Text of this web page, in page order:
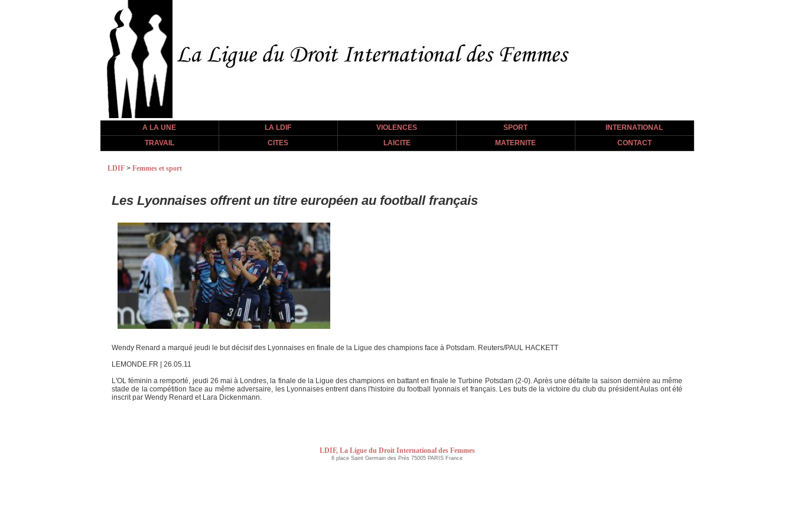
A LA UNE LA LDIF VIOLENCES SPORT
INTERNATIONAL
TRAVAIL
CITES LAICITE MATERNITE CONTACT
LDIF > Femmes et sport
Les Lyonnaises offrent un titre européen au football français
Wendy Renard a marqué jeudi le but décisif des Lyonnaises en finale de la Ligue des champions face à Potsdam. Reuters/PAUL HACKETT
LEMONDE.FR | 26.05.11
L'OL féminin a remporté, jeudi 26 mai à Londres, la finale de la Ligue des champions en battant en finale le Turbine Potsdam (2-0). Après une défaite la saison dernière au même
stade de la compétition face au même adversaire, les Lyonnaises entrent dans l'histoire du football lyonnais et français. Les buts de la victoire du club du président Aulas ont été
inscrit par Wendy Renard et Lara Dickenmann.
LDIF, La Ligue du Droit International des Femmes
6 place Saint Germain des Près 75005 PARIS France